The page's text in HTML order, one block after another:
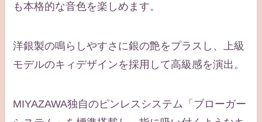
も本格的な音色を楽しめます。
洋銀製の鳴らしやすさに銀の艶をプラスし、上級
モデルのキィデザインを採用して高級感を演出。
MIYAZAWA独自のピンレスシステム「ブローガー